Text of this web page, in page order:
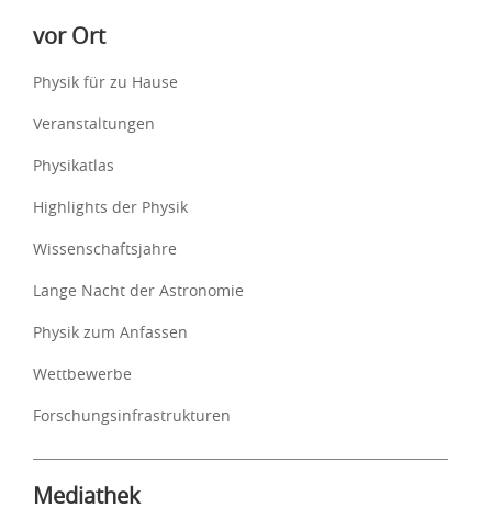
vor Ort
Physik für zu Hause
Veranstaltungen
Physikatlas
Highlights der Physik
Wissenschaftsjahre
Lange Nacht der Astronomie
Physik zum Anfassen
Wettbewerbe
Forschungsinfrastrukturen
Mediathek